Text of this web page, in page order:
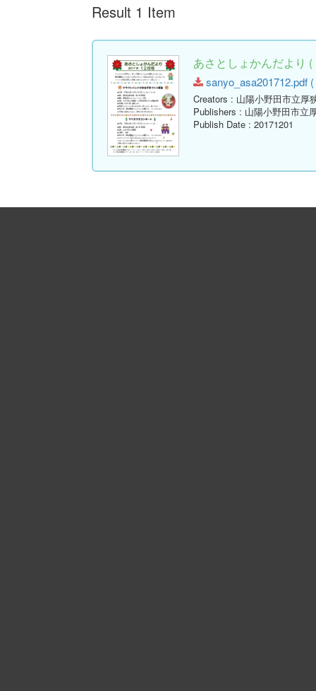
Result 1 Item
あさとしょかんだより
sanyo_asa201712.pdf
Creators : 山陽小野田市立厚
Publishers : 山陽小野田市立
Publish Date : 20171201